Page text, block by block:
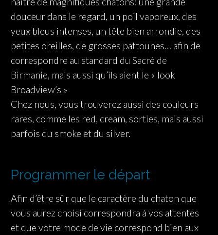
douceur dans le regard, un poil vaporeux, des
yeux bleus intenses, un tête bien arrondie, des
petites oreilles, de grosses pattounes… afin de
correspondre au standard du Sacré de
Birmanie, mais aussi qu’ils aient le « look
Broadview’s »
Chez nous, vous trouverez aussi des couleurs
rares, comme les red, cream, sorties, mais aussi
parfois du smoke et du silver.
Programmer le départ
Afin d’être sûr que le caractère du chaton que
vous aurez choisi correspondra à vos attentes
et que votre mode de vie correspond bien aux